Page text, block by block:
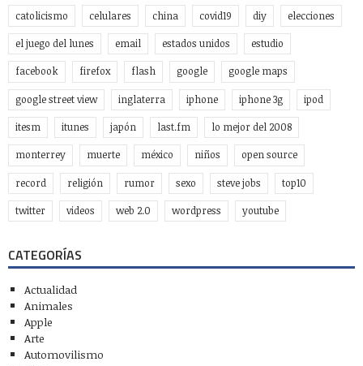
catolicismo celulares china covid19 diy elecciones
el juego del lunes email estados unidos estudio
facebook firefox flash google google maps
google street view inglaterra iphone iphone 3g ipod
itesm itunes japón last.fm lo mejor del 2008
monterrey muerte méxico niños open source
record religión rumor sexo steve jobs top10
twitter videos web 2.0 wordpress youtube
CATEGORÍAS
Actualidad
Animales
Apple
Arte
Automovilismo